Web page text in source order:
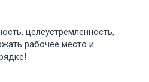
целеустремленность,
рабочее место и